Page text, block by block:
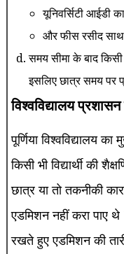
यूनिवर्सिटी आईडी
और फीस रसीद
समय सीमा के बाद किसी
इसलिए छात्र समय पर
विश्वविद्यालय
पूर्णिया विश्वविद्यालय
किसी भी विद्यार्थी की
छात्र या तो तकनीकी
एडमिशन नहीं करा पाए
रखते हुए एडमिशन की